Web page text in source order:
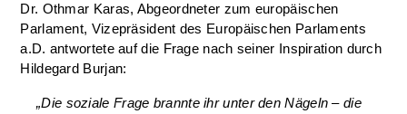
Dr. Othmar Karas, Abgeordneter zum europäischen
Parlament, Vizepräsident des Europäischen Parlaments
a.D. antwortete auf die Frage nach seiner Inspiration durch
Hildegard Burjan:
„Die soziale Frage brannte ihr unter den Nägeln – die